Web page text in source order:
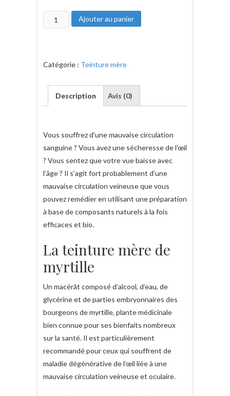
quantité
de
mère
myrtille
bio
Ajouter au panier
Catégorie : Teinture mère
Description Avis (0)
Vous souffrez d’une mauvaise circulation
sanguine ? Vous avez une sécheresse de l’œil
? Vous sentez que votre vue baisse avec
l’âge ? Il s’agit fort probablement d’une
mauvaise circulation veineuse que vous
pouvez remédier en utilisant une préparation
à base de composants naturels à la fois
efficaces et bio.
La teinture mère de
myrtille
Un macérât composé d’alcool, d’eau, de
glycérine et de parties embryonnaires des
bourgeons de myrtille, plante médicinale
bien connue pour ses bienfaits nombreux
sur la santé. Il est particulièrement
recommandé pour ceux qui souffrent de
maladie dégénérative de l’œil liée à une
mauvaise circulation veineuse et oculaire.